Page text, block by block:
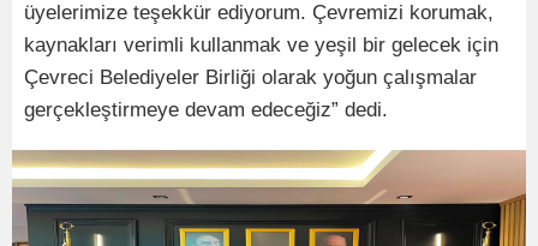
üyelerimize teşekkür ediyorum. Çevremizi korumak,
kaynakları verimli kullanmak ve yeşil bir gelecek için
Çevreci Belediyeler Birliği olarak yoğun çalışmalar
gerçekleştirmeye devam edeceğiz” dedi.